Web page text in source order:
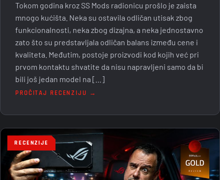
Tokom godina kroz SS Mods radionicu prošlo je zaista
mnogo kućišta. Neka su ostavila odličan utisak zbog
funkcionalnosti, neka zbog dizajna, a neka jednostavno
zato što su predstavljala odličan balans između cene i
kvaliteta. Međutim, postoje proizvodi kod kojih već pri
prvom kontaktu shvatite da nisu napravljeni samo da bi
bili još jedan model na […]
PROČITAJ RECENZIJU →
RECENZIJE